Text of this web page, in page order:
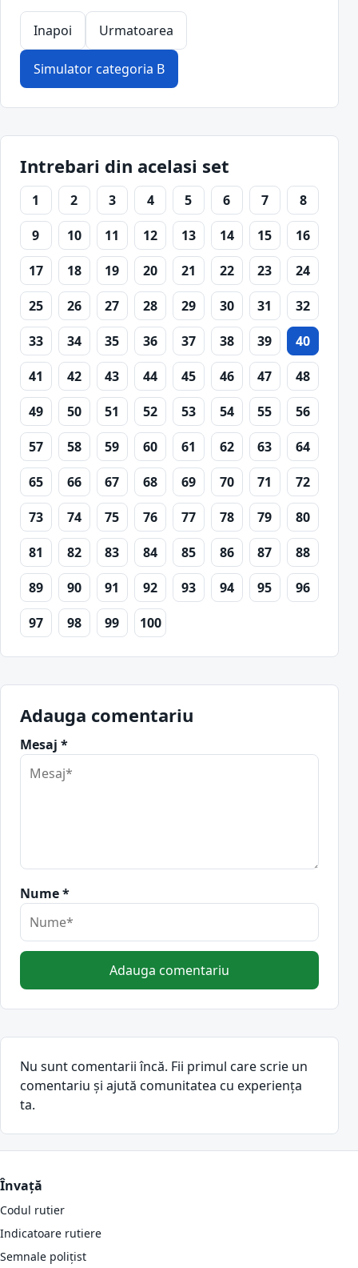
Inapoi Urmatoarea
Simulator categoria B
Intrebari din acelasi set
1 2 3 4 5 6 7
8
9
10 11 12 13 14 15
16
17
18 19 20 21 22 23
24
25
26 27 28 29 30 31
32
33
34 35 36 37 38 39
40
41
42 43 44 45 46 47
48
49
50 51 52 53 54 55
56
57
58 59 60 61 62 63
64
65
66 67 68 69 70 71
72
73
74 75 76 77 78 79
80
81
82 83 84 85 86 87
88
89
90 91 92 93 94 95
96
97
98 99 100
Adauga comentariu
Mesaj *
Nume *
Adauga comentariu
Nu sunt comentarii încă. Fii primul care scrie un
comentariu și ajută comunitatea cu experiența
ta.
Învață
Codul rutier
Indicatoare rutiere
Semnale polițist